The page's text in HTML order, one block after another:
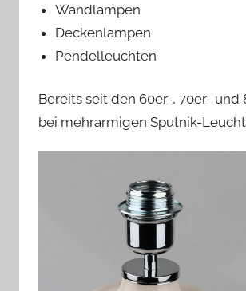
Wandlampen
Deckenlampen
Pendelleuchten
Bereits seit den 60er-, 70er-
bei mehrarmigen Sputnik-